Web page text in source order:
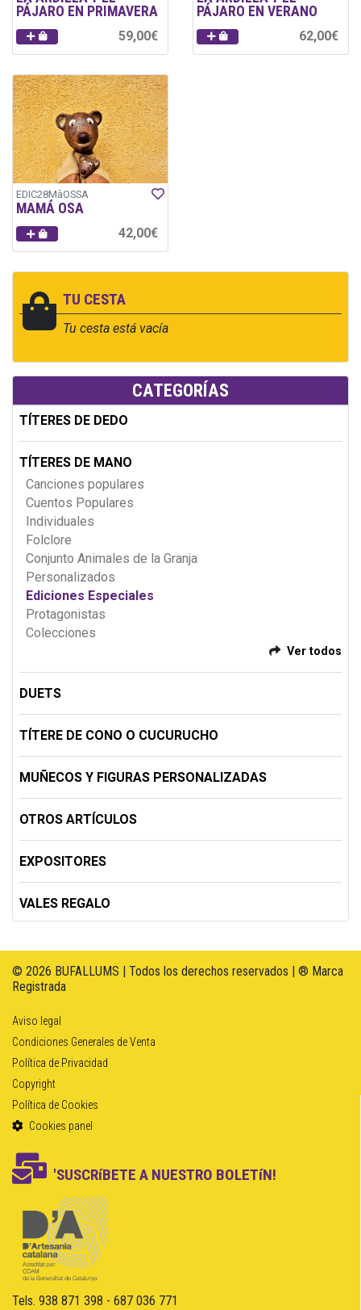
TU CESTA
Tu cesta está vacía
CATEGORÍAS
TÍTERES DE DEDO
TÍTERES DE MANO
Canciones populares
Cuentos Populares
Individuales
Folclore
Conjunto Animales de la Granja
Personalizados
Ediciones Especiales
Protagonistas
Colecciones
Ver todos
DUETS
TÍTERE DE CONO O CUCURUCHO
MUÑECOS Y FIGURAS PERSONALIZADAS
OTROS ARTÍCULOS
EXPOSITORES
VALES REGALO
PÁJARO EN PRIMAVERA
59,00€
PÁJARO EN VERANO
62,00€
EDIC28MàOSSA
MAMÁ OSA
42,00€
© 2026 BUFALLUMS | Todos los derechos reservados | ® Marca
Registrada
Aviso legal
Condiciones Generales de Venta
Política de Privacidad
Copyright
Política de Cookies
Cookies panel
'SUSCRíBETE A NUESTRO BOLETíN!
Tels. 938 871 398 - 687 036 771